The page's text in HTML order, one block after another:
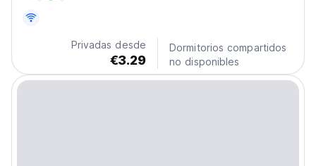
Privadas desde
€3.29
Dormitorios compartidos
no disponibles